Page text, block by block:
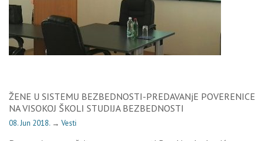
ŽENE U SISTEMU BEZBEDNOSTI-PREDAVANјE POVERENICE
NA VISOKOJ ŠKOLI STUDIJA BEZBEDNOSTI
08. Jun 2018. → Vesti